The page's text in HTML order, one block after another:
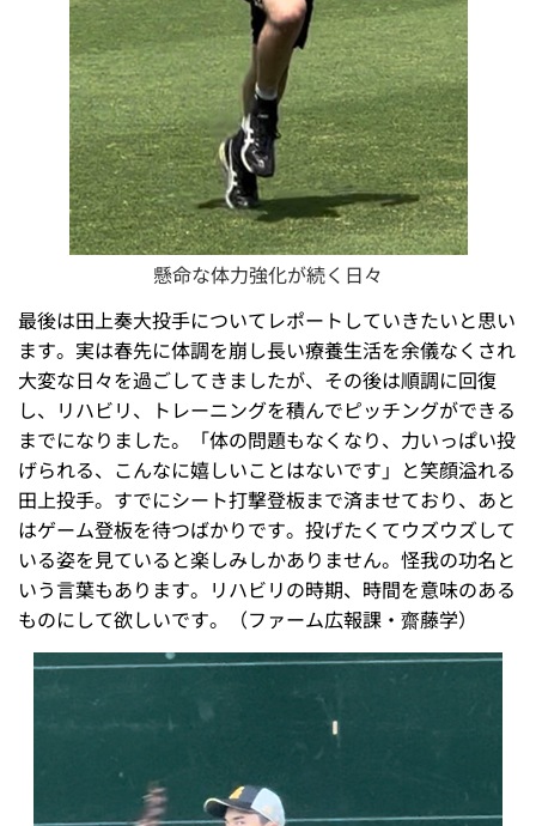
懸命な体力強化が続く日々
最後は田上奏大投手についてレポートしていきたいと思い
ます。実は春先に体調を崩し長い療養生活を余儀なくされ
大変な日々を過ごしてきましたが、その後は順調に回復
し、リハビリ、トレーニングを積んでピッチングができる
までになりました。「体の問題もなくなり、力いっぱい投
げられる、こんなに嬉しいことはないです」と笑顔溢れる
田上投手。すでにシート打撃登板まで済ませており、あと
はゲーム登板を待つばかりです。投げたくてウズウズして
いる姿を見ていると楽しみしかありません。怪我の功名と
いう言葉もあります。リハビリの時期、時間を意味のある
ものにして欲しいです。（ファーム広報課・齋藤学）